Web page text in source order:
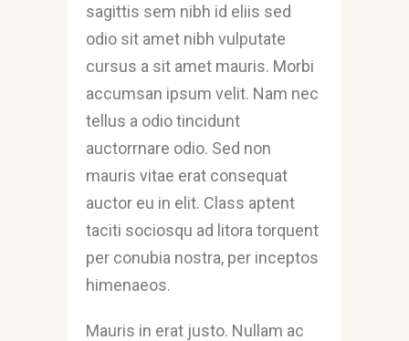
sagittis sem nibh id eliis sed
odio sit amet nibh vulputate
cursus a sit amet mauris. Morbi
accumsan ipsum velit. Nam nec
tellus a odio tincidunt
auctorrnare odio. Sed non
mauris vitae erat consequat
auctor eu in elit. Class aptent
taciti sociosqu ad litora torquent
per conubia nostra, per inceptos
himenaeos.
Mauris in erat justo. Nullam ac